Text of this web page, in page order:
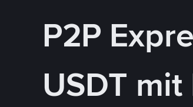
P2P
USDT mit